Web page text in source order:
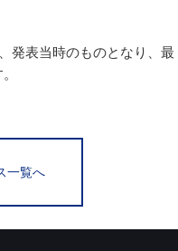
発表当時のものとなり、最
一覧へ